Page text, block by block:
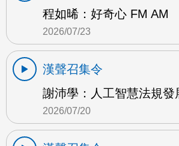
程如晞：好奇心 FM AM
2026/07/23
漢聲召集令
謝沛學：人工智慧法規發
2026/07/20